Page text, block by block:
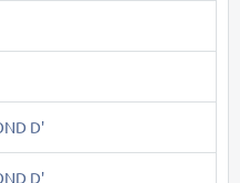
D'
D'